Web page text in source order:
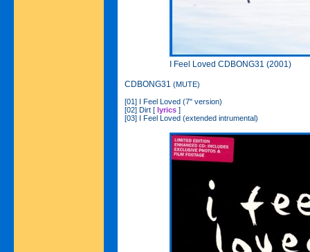
I Feel Loved CDBONG31 (2001)
CDBONG31 (MUTE)
[01] I Feel Loved (7" version)
[02] Dirt [ lyrics ]
[03] I Feel Loved (extended intrumental)